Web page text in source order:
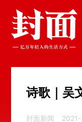
诗歌｜吴
封面新闻